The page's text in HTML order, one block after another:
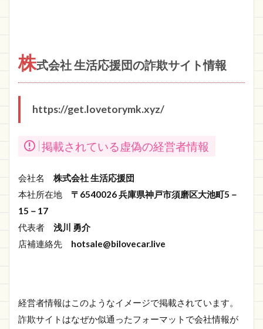
株式会社 生活応援団の詐欺サイト情報
https://get.lovetorymk.xyz/
掲載されている虚偽の経営者情報
会社名 株式会社 生活応援団
本社所在地 〒6540026 兵庫県神戸市須磨区大池町5－
15－17
代表者 浅川 勇介
店補連絡先 hotsale@bilovecar.live
経営者情報はこのようなイメージで掲載されています。
詐欺サイトはなぜか似通ったフォーマットで会社情報が